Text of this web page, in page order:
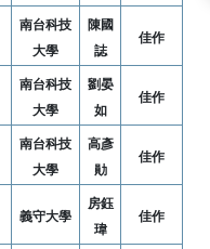
南台科技
大學
陳國
誌
佳作
南台科技
大學
劉晏
如
佳作
南台科技
大學
高彥
勛
佳作
義守大學
房鈺
瑋
佳作